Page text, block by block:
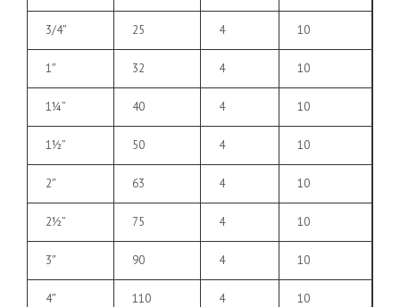
3/4″ 25 4 10
1″ 32 4 10
1¼” 40 4 10
1½” 50 4 10
2″ 63 4 10
2½” 75 4 10
3″ 90 4 10
4″ 110 4 10